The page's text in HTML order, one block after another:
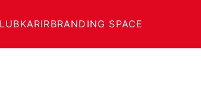
KARIRBRANDING SPACE